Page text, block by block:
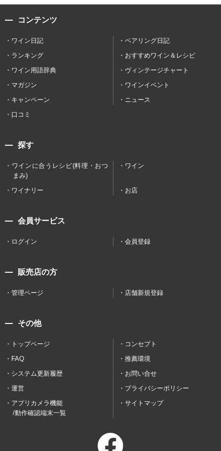
コンテンツ
ワイン日記
ペアリング日記
ランキング
おすすめワイン＆レシピ
ワイン用語辞典
ヴィンテージチャート
マガジン
ワインイベント
キャンペーン
ニュース
口コミ
探す
ワインに合うレシピ(料理・おつ
まみ)
ワイン
ワイナリー お店
会員サービス
ログイン 会員登録
販売店の方
管理ページ 店舗新規登録
その他
トップページ
コンセプト
FAQ
推薦環境
システム更新履歴
お問い合せ
運営
プライバシーポリシー
アプリカメラ機能
/動作確認端末一覧
サイトマップ